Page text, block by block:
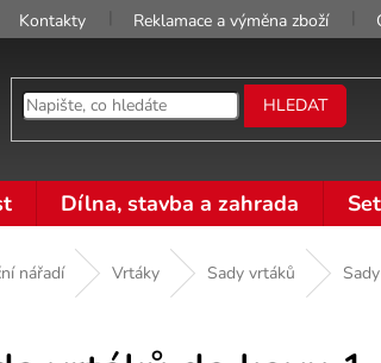
Kontakty Reklamace a výměna zboží
HLEDAT
Dílna, stavba a zahrada
nářadí Vrtáky Sady vrtáků